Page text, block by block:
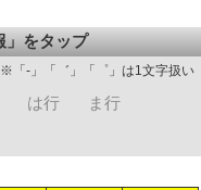
」をタップ
※「-」「゛」「゜」は1文字扱い
は行
ま行